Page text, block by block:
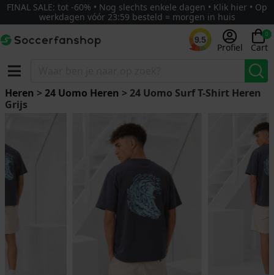
FINAL SALE: tot -60% • Nog slechts enkele dagen • Klik hier • Op
werkdagen vóór 23:59 besteld = morgen in huis
9.5
Profiel
0
Cart
Heren > 24 Uomo Heren > 24 Uomo Surf T-Shirt Heren
Grijs